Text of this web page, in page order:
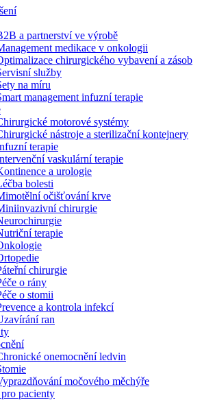
míst
příležitosti ​v B. Braun. Vyhledejte náš trh
a partnerství ve výrobě
medikace v onkologii
chirurgického vybavení a zásob
služby
na míru
management infuzní terapie​
motorové systémy
nástroje a sterilizační kontejnery
terapie
vaskulární terapie
a urologie
bolesti
očišťování krve
chirurgie
terapie
chirurgie
o rány
o stomii
a kontrola infekcí
ran
onemocnění ledvin
močového měchýře
pacienty